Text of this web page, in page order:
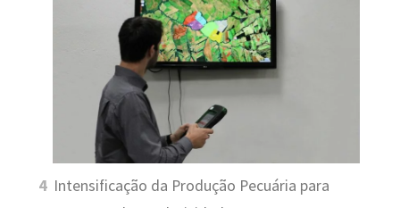
Intensificação da Produção Pecuária para